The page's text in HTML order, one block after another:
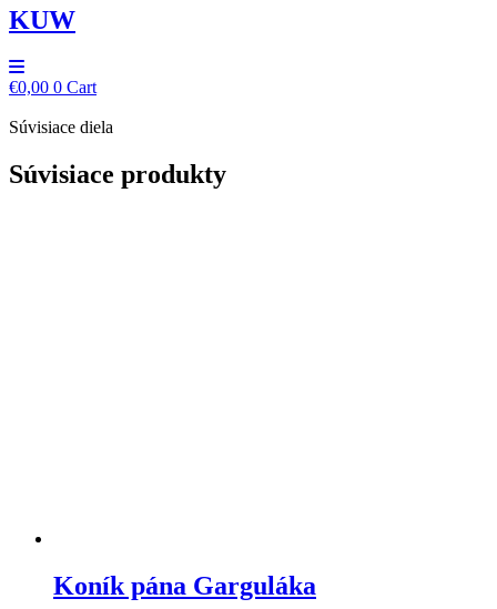
KUW
€0,00 0 Cart
Súvisiace diela
Súvisiace produkty
Koník pána Garguláka